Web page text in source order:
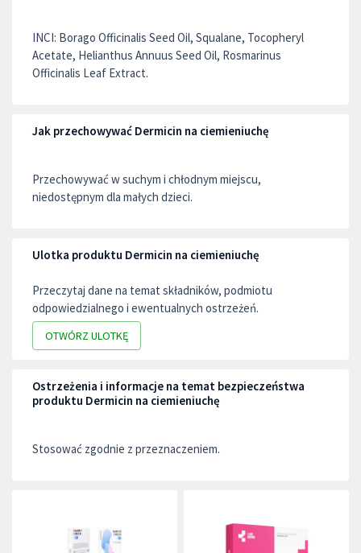
INCI: Borago Officinalis Seed Oil, Squalane, Tocopheryl
Acetate, Helianthus Annuus Seed Oil, Rosmarinus
Officinalis Leaf Extract.
Jak przechowywać Dermicin na ciemieniuchę
Przechowywać w suchym i chłodnym miejscu,
niedostępnym dla małych dzieci.
Ulotka produktu Dermicin na ciemieniuchę
Przeczytaj dane na temat składników, podmiotu
odpowiedzialnego i ewentualnych ostrzeżeń.
OTWÓRZ ULOTKĘ
Ostrzeżenia i informacje na temat bezpieczeństwa
produktu Dermicin na ciemieniuchę
Stosować zgodnie z przeznaczeniem.